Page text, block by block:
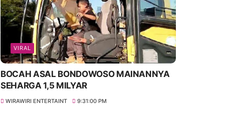
VIRAL
BOCAH ASAL BONDOWOSO MAINANNYA
SEHARGA 1,5 MILYAR
WIRAWIRI ENTERTAINT 9:31:00 PM